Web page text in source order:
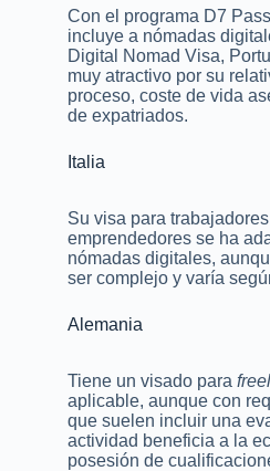
Con el programa D7
incluye a nómadas
Digital Nomad Visa,
muy atractivo por su
proceso, coste de vida
de expatriados.
Italia
Su visa para
emprendedores se ha
nómadas digitales,
ser complejo y varía
Alemania
Tiene un visado para
aplicable, aunque con
que suelen incluir una
actividad beneficia a la
posesión de